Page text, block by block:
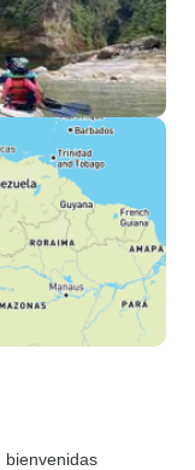
bienvenidas